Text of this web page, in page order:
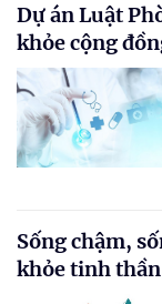
Dự án Luật
khỏe cộng
Sống chậm,
khỏe tinh